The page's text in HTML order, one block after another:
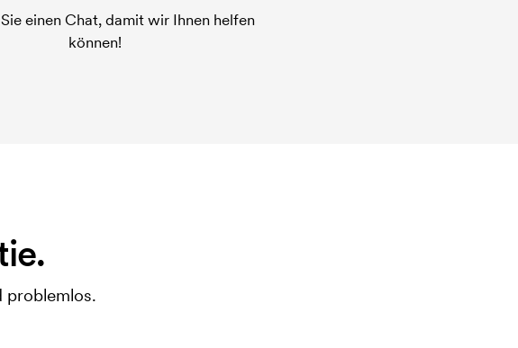
einen Chat, damit wir Ihnen helfen
können!
problemlos.